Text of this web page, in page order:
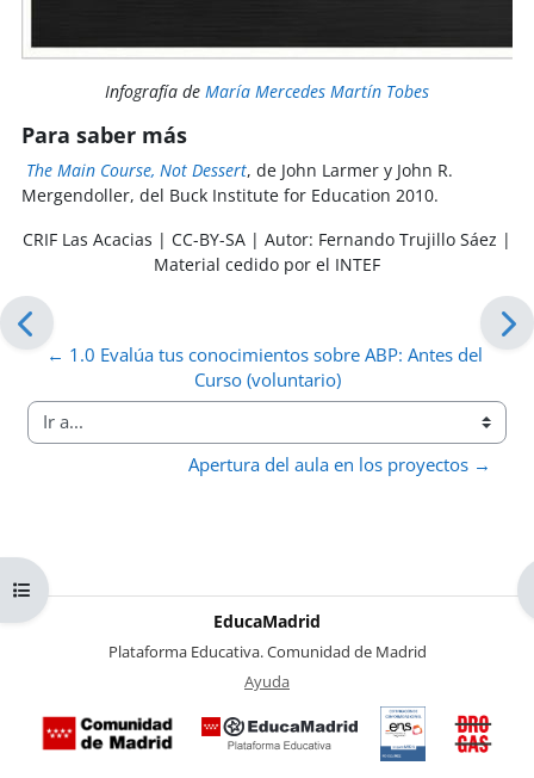
Abrir índice del curso
Infografía de María Mercedes Martín Tobes
Para saber más
The Main Course, Not Dessert, de John Larmer y John R.
Mergendoller, del Buck Institute for Education 2010.
CRIF Las Acacias | CC-BY-SA | Autor: Fernando Trujillo Sáez |
Material cedido por el INTEF
← 1.0 Evalúa tus conocimientos sobre ABP: Antes del
Curso (voluntario)
Ir a...
Apertura del aula en los proyectos →
EducaMadrid
Plataforma Educativa. Comunidad de Madrid
Ayuda
Certificación
de
conformidad
con el del